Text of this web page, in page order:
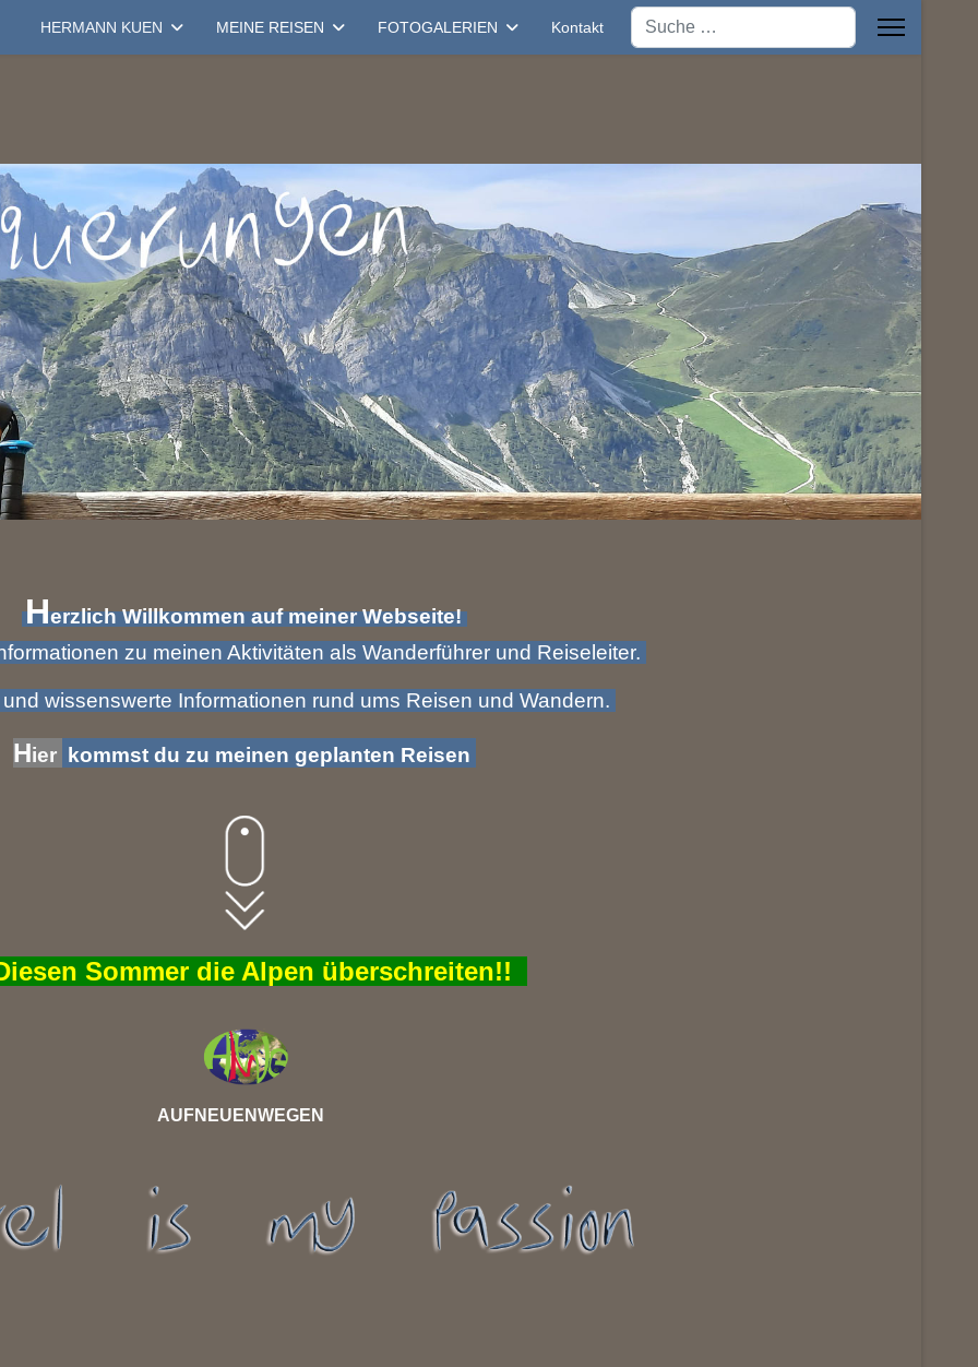
HERMANN KUEN MEINE REISEN FOTOGALERIEN Kontakt
Suchen
Next
Herzlich Willkommen auf meiner Webseite!
zu meinen Aktivitäten als Wanderführer und Reiseleiter.
wissenswerte Informationen rund ums Reisen und Wandern.
Hier kommst du zu meinen geplanten Reisen
Sommer die Alpen überschreiten!!
AUFNEUENWEGEN